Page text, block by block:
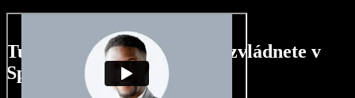
Tu je malá ukážka toho, čo zvládnete v
Speechify Studio.